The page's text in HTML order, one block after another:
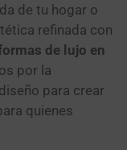
de tu hogar o
refinada con
de lujo en
por la
para crear
quienes